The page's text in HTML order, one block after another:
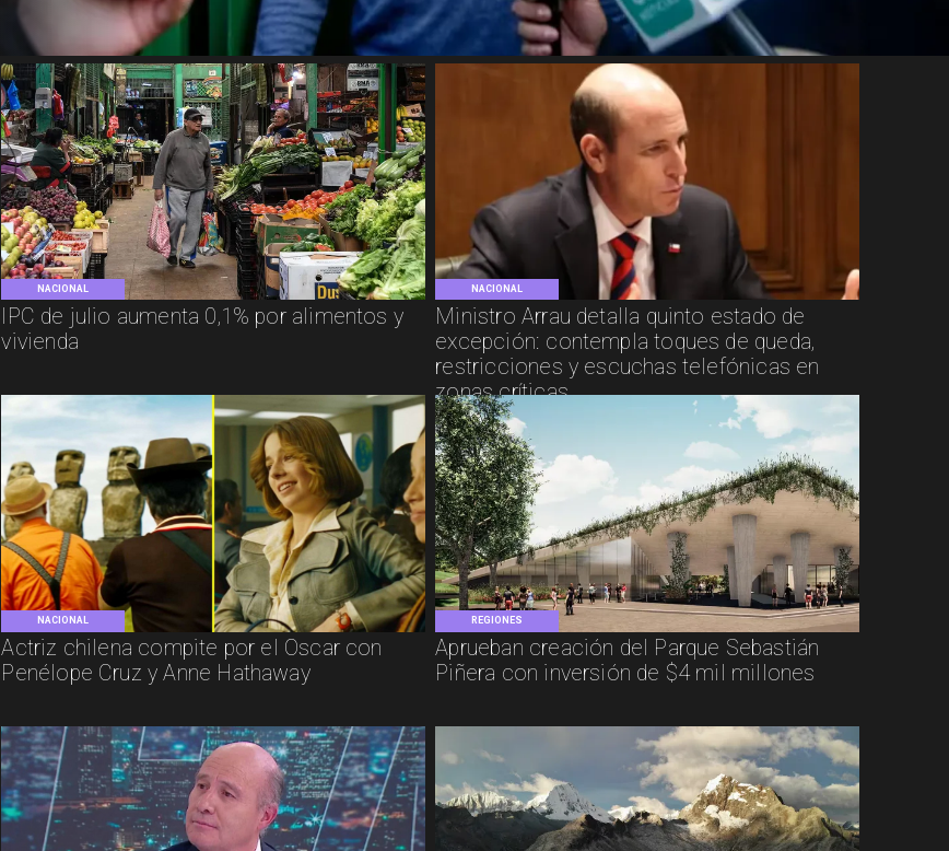
NACIONAL
IPC de julio aumenta 0,1% por alimentos y
vivienda
NACIONAL
Ministro Arrau detalla quinto estado de
excepción: contempla toques de queda,
restricciones y escuchas telefónicas en
zonas críticas
NACIONAL
Actriz chilena compite por el Oscar con
Penélope Cruz y Anne Hathaway
REGIONES
Aprueban creación del Parque Sebastián
Piñera con inversión de $4 mil millones